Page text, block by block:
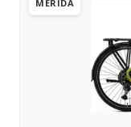
MERIDA